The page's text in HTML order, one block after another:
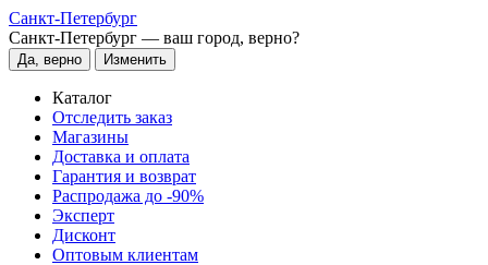
Санкт-Петербург
Санкт-Петербург — ваш город, верно?
Да, верно Изменить
Каталог
Отследить заказ
Магазины
Доставка и оплата
Гарантия и возврат
Распродажа до -90%
Эксперт
Дисконт
Оптовым клиентам